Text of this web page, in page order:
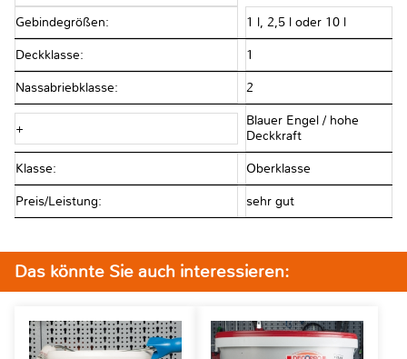
Gebindegrößen: 1 l, 2,5 l oder 10 l
Deckklasse: 1
Nassabriebklasse: 2
+
Blauer Engel / hohe
Deckkraft
Klasse: Oberklasse
Preis/Leistung: sehr gut
Das könnte Sie auch interessieren: